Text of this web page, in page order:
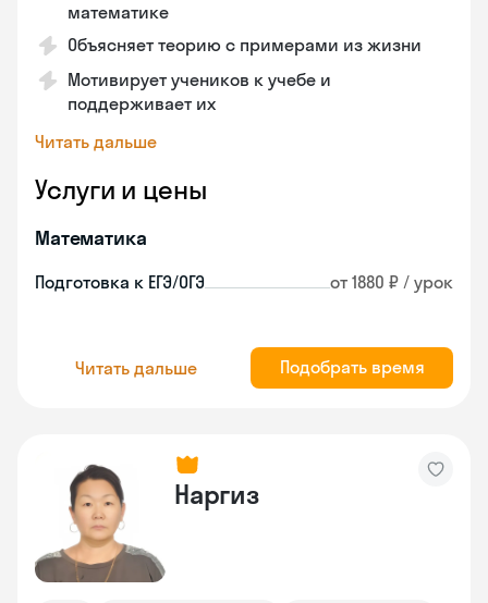
математике
Объясняет теорию с примерами из жизни
Мотивирует учеников к учебе и
поддерживает их
Читать дальше
Услуги и цены
Математика
Подготовка к ЕГЭ/ОГЭ от 1880 ₽ / урок
Читать дальше Подобрать время
Наргиз